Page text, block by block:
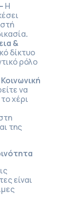
Η
.
&
δίκτυο
ρόλο
να
χέρι
της
είναι